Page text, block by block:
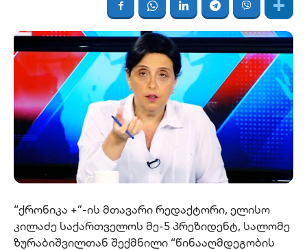
“ქრონიკა +”-ის მთავარი რედაქტორი, ელისო
კილაძე საქართველოს მე-5 პრეზიდენტ, სალომე
ზურაბიშვილთან შექმნილი “წინააღმდეგობის